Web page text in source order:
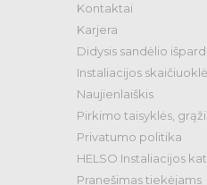
Kontaktai
Karjera
Didysis sandėlio
Instaliacijos skaičiuoklė
Naujienlaiškis
Pirkimo taisyklės,
Privatumo politika
HELSO Instaliacijos
Pranešimas tiekėjams